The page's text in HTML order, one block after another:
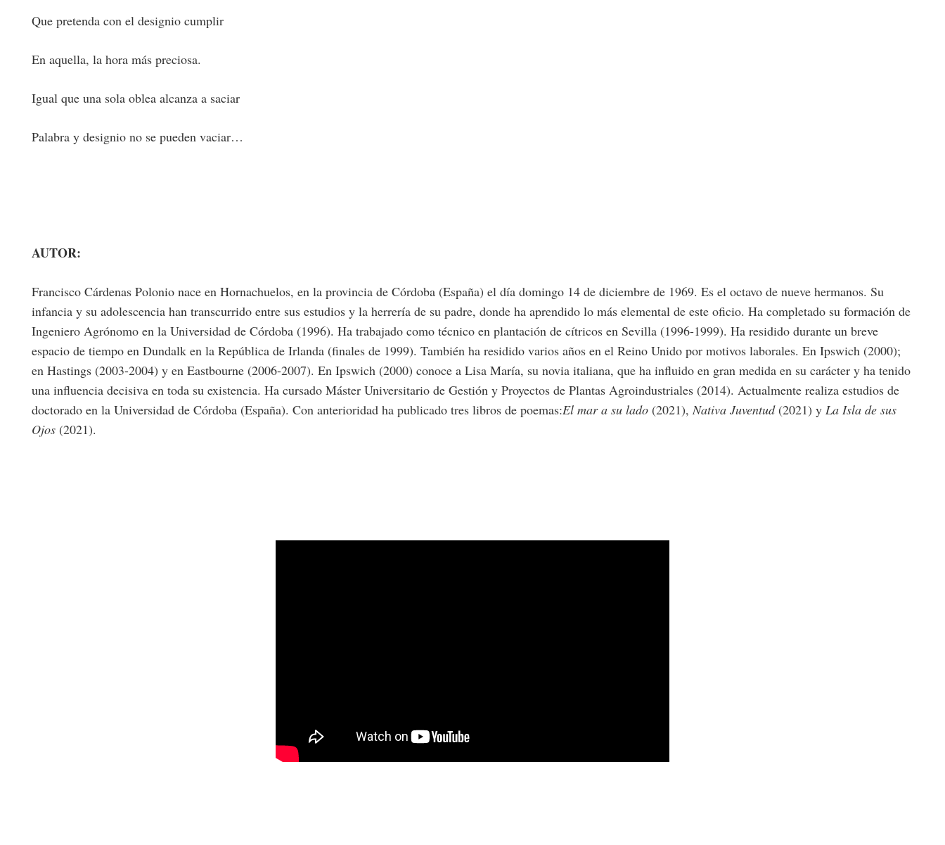
Que pretenda con el designio cumplir
En aquella, la hora más preciosa.
Igual que una sola oblea alcanza a saciar
Palabra y designio no se pueden vaciar…
AUTOR:
Francisco Cárdenas Polonio nace en Hornachuelos, en la provincia de Córdoba (España) el día domingo 14 de diciembre de 1969. Es el octavo de nueve hermanos. Su
infancia y su adolescencia han transcurrido entre sus estudios y la herrería de su padre, donde ha aprendido lo más elemental de este oficio. Ha completado su formación de
Ingeniero Agrónomo en la Universidad de Córdoba (1996). Ha trabajado como técnico en plantación de cítricos en Sevilla (1996-1999). Ha residido durante un breve
espacio de tiempo en Dundalk en la República de Irlanda (finales de 1999). También ha residido varios años en el Reino Unido por motivos laborales. En Ipswich (2000);
en Hastings (2003-2004) y en Eastbourne (2006-2007). En Ipswich (2000) conoce a Lisa María, su novia italiana, que ha influido en gran medida en su carácter y ha tenido
una influencia decisiva en toda su existencia. Ha cursado Máster Universitario de Gestión y Proyectos de Plantas Agroindustriales (2014). Actualmente realiza estudios de
doctorado en la Universidad de Córdoba (España). Con anterioridad ha publicado tres libros de poemas:El mar a su lado (2021),Nativa Juventud(2021) y La Isla de sus
Ojos (2021).